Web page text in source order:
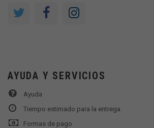
AYUDA Y SERVICIOS
Ayuda
Tiempo estimado para la entrega
Formas de pago